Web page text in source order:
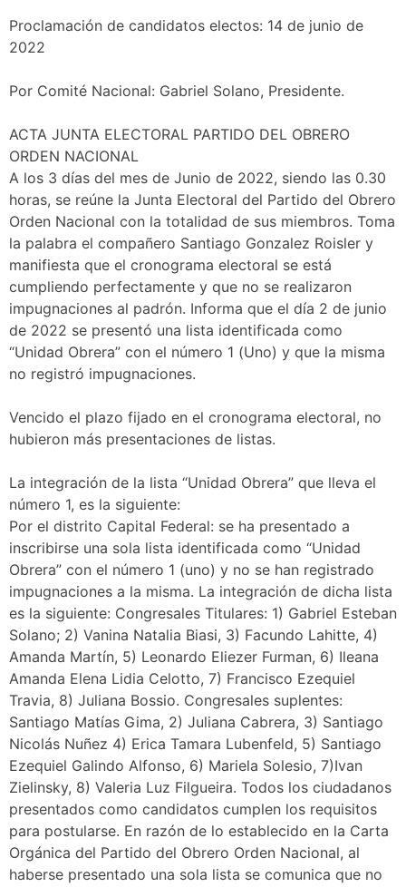
Proclamación de candidatos electos: 14 de junio de
2022
Por Comité Nacional: Gabriel Solano, Presidente.
ACTA JUNTA ELECTORAL PARTIDO DEL OBRERO
ORDEN NACIONAL
A los 3 días del mes de Junio de 2022, siendo las 0.30
horas, se reúne la Junta Electoral del Partido del Obrero
Orden Nacional con la totalidad de sus miembros. Toma
la palabra el compañero Santiago Gonzalez Roisler y
manifiesta que el cronograma electoral se está
cumpliendo perfectamente y que no se realizaron
impugnaciones al padrón. Informa que el día 2 de junio
de 2022 se presentó una lista identificada como
“Unidad Obrera” con el número 1 (Uno) y que la misma
no registró impugnaciones.
Vencido el plazo fijado en el cronograma electoral, no
hubieron más presentaciones de listas.
La integración de la lista “Unidad Obrera” que lleva el
número 1, es la siguiente:
Por el distrito Capital Federal: se ha presentado a
inscribirse una sola lista identificada como “Unidad
Obrera” con el número 1 (uno) y no se han registrado
impugnaciones a la misma. La integración de dicha lista
es la siguiente: Congresales Titulares: 1) Gabriel Esteban
Solano; 2) Vanina Natalia Biasi, 3) Facundo Lahitte, 4)
Amanda Martín, 5) Leonardo Eliezer Furman, 6) Ileana
Amanda Elena Lidia Celotto, 7) Francisco Ezequiel
Travia, 8) Juliana Bossio. Congresales suplentes:
Santiago Matías Gima, 2) Juliana Cabrera, 3) Santiago
Nicolás Nuñez 4) Erica Tamara Lubenfeld, 5) Santiago
Ezequiel Galindo Alfonso, 6) Mariela Solesio, 7)Ivan
Zielinsky, 8) Valeria Luz Filgueira. Todos los ciudadanos
presentados como candidatos cumplen los requisitos
para postularse. En razón de lo establecido en la Carta
Orgánica del Partido del Obrero Orden Nacional, al
haberse presentado una sola lista se comunica que no